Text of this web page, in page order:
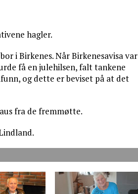
hagler.
i Birkenes. Når Birkenesavisa var
få en julehilsen, falt tankene
og dette er beviset på at det
fra de fremmøtte.